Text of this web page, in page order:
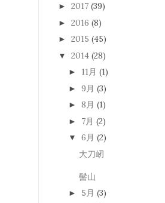
► 2017 (39)
► 2016 (8)
► 2015 (45)
▼ 2014 (28)
► 11月 (1)
► 9月 (3)
► 8月 (1)
► 7月 (2)
▼ 6月 (2)
大刀屻
髻山
► 5月 (3)